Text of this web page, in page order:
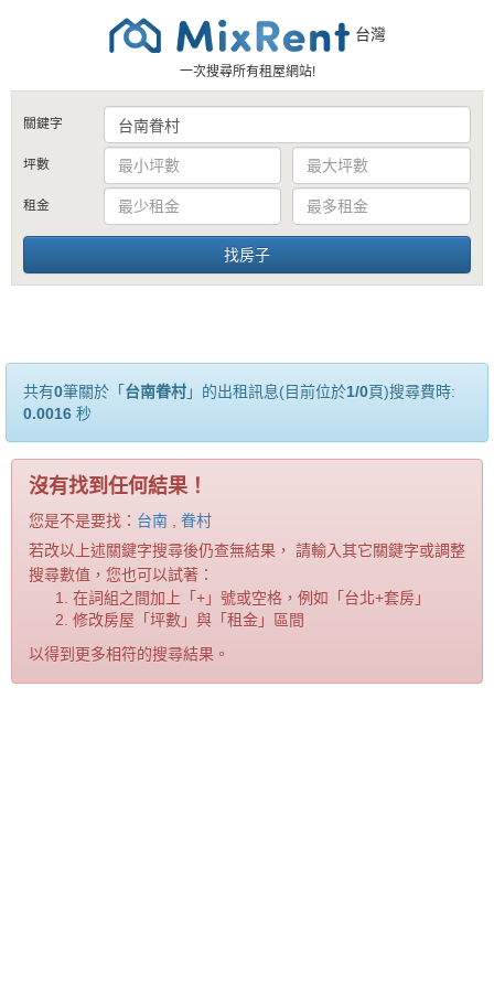
台灣
一次搜尋所有租屋網站!
關鍵字
坪數
租金
共有0筆關於「 台南眷村」的出租訊息(目前位於1/0頁)搜尋費時:
0.0016 秒
沒有找到任何結果！
您是不是要找： 台南 , 眷村
若改以上述關鍵字搜尋後仍查無結果， 請輸入其它關鍵字或調整
搜尋數值，您也可以試著：
在詞組之間加上「+」號或空格，例如「台北+套房」
修改房屋「坪數」與「租金」區間
以得到更多相符的搜尋結果。